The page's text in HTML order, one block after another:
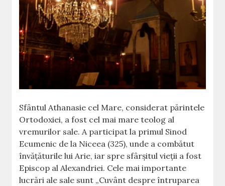
Sfântul Athanasie cel Mare, considerat părintele
Ortodoxiei, a fost cel mai mare teolog al
vremurilor sale. A participat la primul Sinod
Ecumenic de la Niceea (325), unde a combătut
învăţăturile lui Arie, iar spre sfârşitul vieţii a fost
Episcop al Alexandriei. Cele mai importante
lucrări ale sale sunt „Cuvânt despre întruparea